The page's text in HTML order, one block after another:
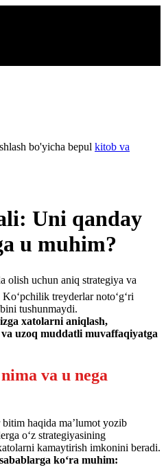
bo'yicha bepul kitob va
Uni qanday
u muhim?
olish uchun aniq strategiya va
treyderlar noto‘g‘ri
tushunmaydi.
xatolarni aniqlash,
uzoq muddatli muvaffaqiyatga
va u nega
haqida ma’lumot yozib
o‘z strategiyasining
kamaytirish imkonini beradi.
ko‘ra muhim: